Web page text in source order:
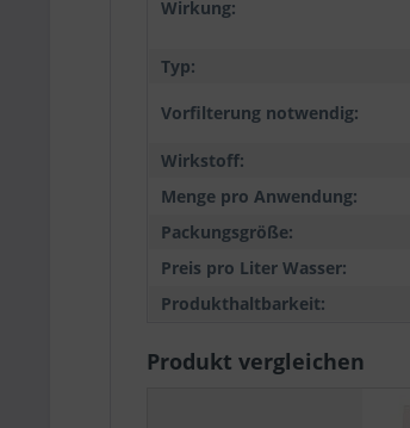
Wirkung:
Typ:
Vorfilterung notwendig:
Wirkstoff:
Menge pro Anwendung:
Packungsgröße:
Preis pro Liter Wasser:
Produkthaltbarkeit:
Produkt vergleichen